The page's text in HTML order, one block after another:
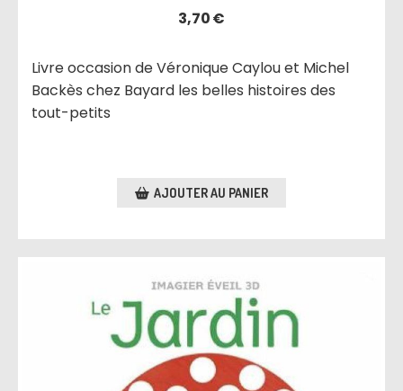
3,70€
Livre occasion de Véronique Caylou et Michel
Backès chez Bayard les belles histoires des
tout-petits
AJOUTER AU PANIER